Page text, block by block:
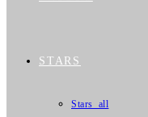
STARS
Stars_all